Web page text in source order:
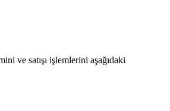
ve satışı işlemlerini aşağıdaki